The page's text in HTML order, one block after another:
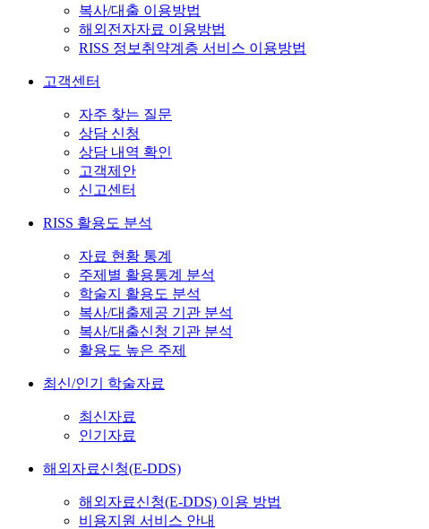
복사/대출 이용방법
해외전자자료 이용방법
RISS 정보취약계층 서비스 이용방법
고객센터
자주 찾는 질문
상담 신청
상담 내역 확인
고객제안
신고센터
RISS 활용도 분석
자료 현황 통계
주제별 활용통계 분석
학술지 활용도 분석
복사/대출제공 기관 분석
복사/대출신청 기관 분석
활용도 높은 주제
최신/인기 학술자료
최신자료
인기자료
해외자료신청(E-DDS)
해외자료신청(E-DDS) 이용 방법
비용지원 서비스 안내